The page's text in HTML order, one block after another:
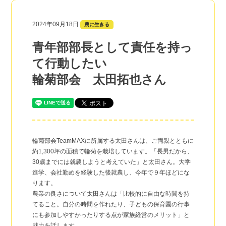
2024年09月18日 農に生きる
青年部部長として責任を持っ
て行動したい
輪菊部会 太田拓也さん
輪菊部会TeamMAXに所属する太田さんは、ご両親とともに
約1,300坪の面積で輪菊を栽培しています。「長男だから、
30歳までには就農しようと考えていた」と太田さん。大学
進学、会社勤めを経験した後就農し、今年で９年ほどにな
ります。
農業の良さについて太田さんは「比較的に自由な時間を持
てること。自分の時間を作れたり、子どもの保育園の行事
にも参加しやすかったりする点が家族経営のメリット」と